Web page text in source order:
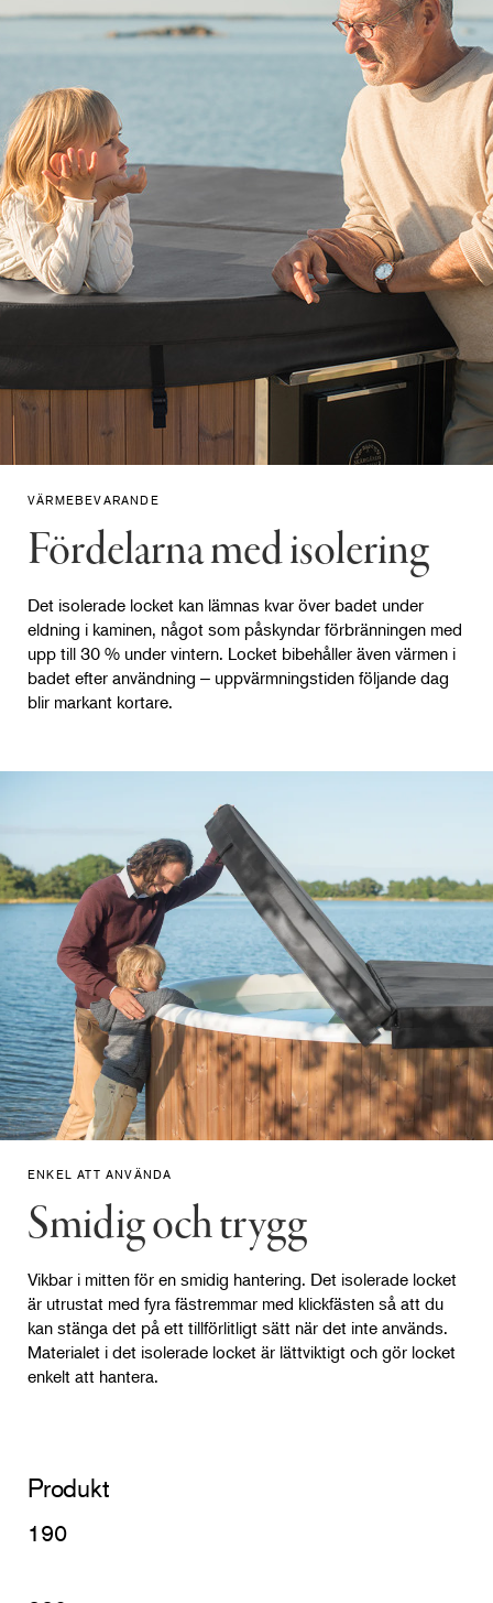
890 €
För badtunna med storlek 220
Klar att skickas inom
Räntefritt från 74 € €/mån
Inklusive moms
VÄRMEBEVARANDE
Fördelarna med isolering
Det isolerade locket kan lämnas kvar över badet under
eldning i kaminen, något som påskyndar förbränningen med
upp till 30 % under vintern. Locket bibehåller även värmen i
badet efter användning ‒ uppvärmningstiden följande dag
blir markant kortare.
ENKEL ATT ANVÄNDA
Smidig och trygg
Vikbar i mitten för en smidig hantering. Det isolerade locket
är utrustat med fyra fästremmar med klickfästen så att du
kan stänga det på ett tillförlitligt sätt när det inte används.
Materialet i det isolerade locket är lättviktigt och gör locket
enkelt att hantera.
Produkt
190